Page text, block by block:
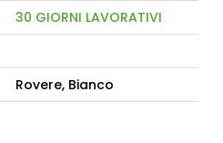
30 GIORNI LAVORATIVI
Rovere, Bianco